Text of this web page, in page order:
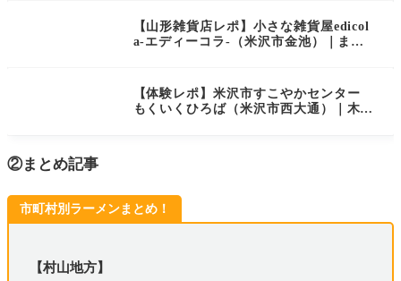
【山形雑貨店レポ】小さな雑貨屋edicol
a-エディーコラ-（米沢市金池）｜まる
【体験レポ】米沢市すこやかセンター
もくいくひろば（米沢市西大通）｜木の
②まとめ記事
市町村別ラーメンまとめ！
【村山地方】